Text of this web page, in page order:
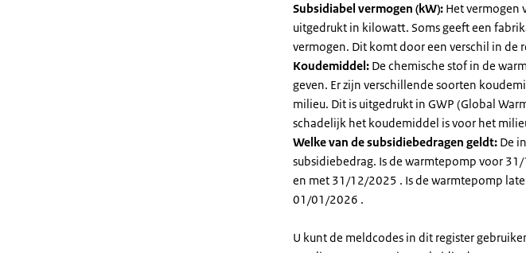
Subsidiabel vermogen (kW): Het vermogen
uitgedrukt in kilowatt. Soms geeft een
vermogen. Dit komt door een verschil in de
Koudemiddel: De chemische stof in de
geven. Er zijn verschillende soorten
milieu. Dit is uitgedrukt in GWP (Global
schadelijk het koudemiddel is voor het
Welke van de subsidiebedragen geldt: De
subsidiebedrag. Is de warmtepomp voor
en met 31/12/2025 . Is de warmtepomp
01/01/2026 .
U kunt de meldcodes in dit register